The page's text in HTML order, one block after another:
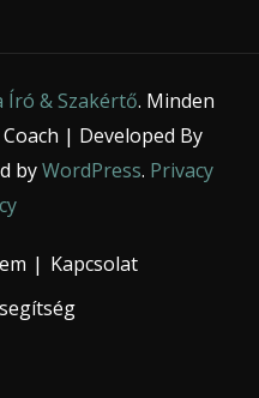
Író & Szakértő. Minden
| Developed By
byWordPress. Privacy
Kapcsolat